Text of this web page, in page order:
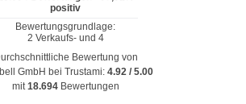
Bewertung von
GmbH bei Trustami: 4.92/ 5.00
mit18.694 Bewertungen